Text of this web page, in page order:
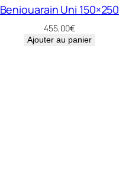
Beniouarain Uni 150×250
455,00€
Ajouter au panier